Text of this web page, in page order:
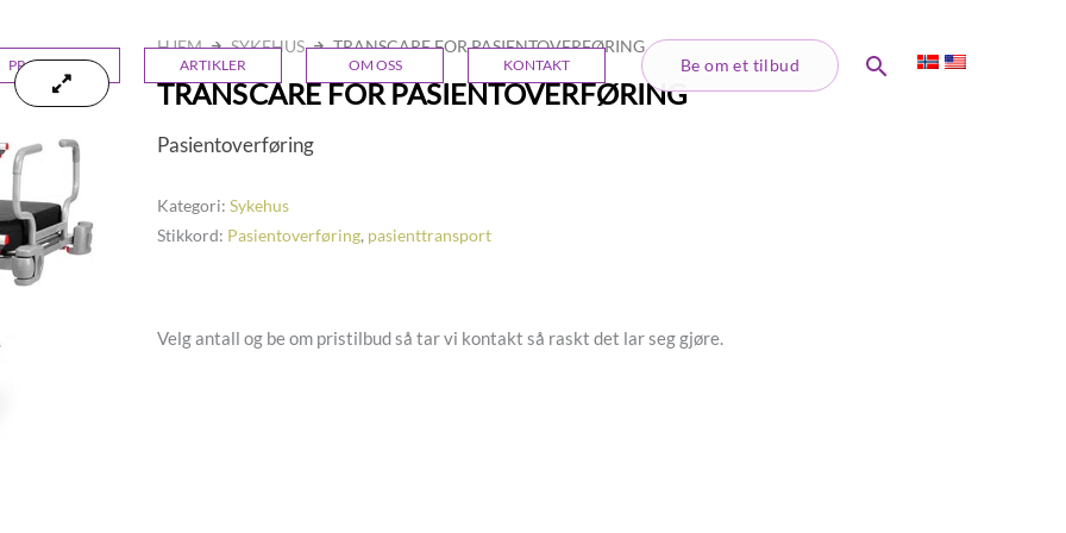
PRODUKTER ARTIKLER OM OSS KONTAKT Be om et tilbud Søk
HJEM SYKEHUS TRANSCARE FOR PASIENTOVERFØRING
TRANSCARE FOR PASIENTOVERFØRING
Pasientoverføring
Kategori: Sykehus
Stikkord: Pasientoverføring, pasienttransport
Velg antall og be om pristilbud så tar vi kontakt så raskt det lar seg gjøre.